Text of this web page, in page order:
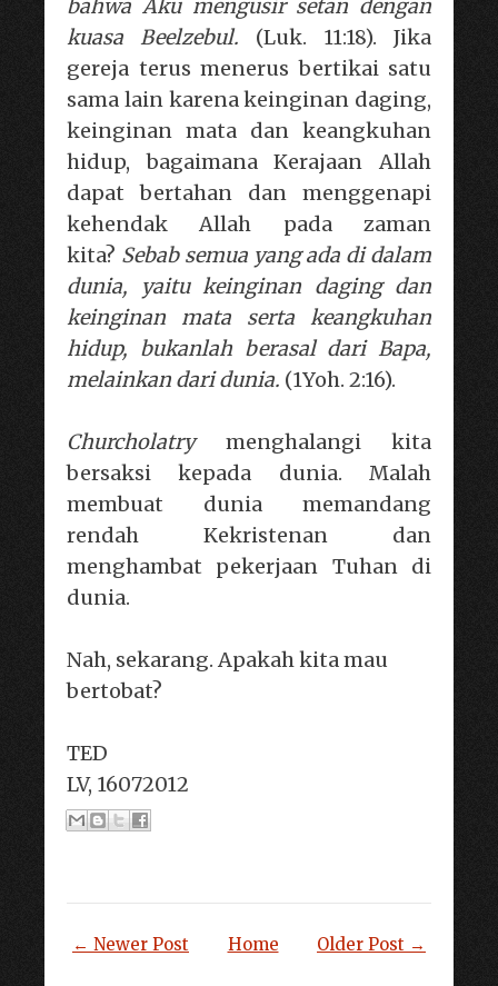
bahwa Aku mengusir setan dengan
kuasa Beelzebul. (Luk. 11:18). Jika
gereja terus menerus bertikai satu
sama lain karena keinginan daging,
keinginan mata dan keangkuhan
hidup, bagaimana Kerajaan Allah
dapat bertahan dan menggenapi
kehendak Allah pada zaman
kita? Sebab semua yang ada di dalam
dunia, yaitu keinginan daging dan
keinginan mata serta keangkuhan
hidup, bukanlah berasal dari Bapa,
melainkan dari dunia. (1Yoh. 2:16).
Churcholatrymenghalangi kita
bersaksi kepada dunia. Malah
membuat dunia memandang
rendah Kekristenan dan
menghambat pekerjaan Tuhan di
dunia.
Nah, sekarang. Apakah kita mau
bertobat?
TED
LV, 16072012
← Newer Post Older Post →
Home